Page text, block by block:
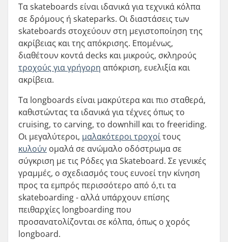
Τα skateboards είναι ιδανικά για τεχνικά κόλπα
σε δρόμους ή skateparks. Οι διαστάσεις των
skateboards στοχεύουν στη μεγιστοποίηση της
ακρίβειας και της απόκρισης. Επομένως,
διαθέτουν κοντά decks και μικρούς, σκληρούς
τροχούς για γρήγορη απόκριση, ευελιξία και
ακρίβεια.
Τα longboards είναι μακρύτερα και πιο σταθερά,
καθιστώντας τα ιδανικά για τέχνες όπως το
cruising, το carving, το downhill και το freeriding.
Οι μεγαλύτεροι, μαλακότεροι τροχοίτους
κυλούν ομαλά σε ανώμαλο οδόστρωμα σε
σύγκριση με τις Ρόδες για Skateboard. Σε γενικές
γραμμές, ο σχεδιασμός τους ευνοεί την κίνηση
προς τα εμπρός περισσότερο από ό,τι τα
skateboarding - αλλά υπάρχουν επίσης
πειθαρχίες longboarding που
προσανατολίζονται σε κόλπα, όπως ο χορός
longboard.